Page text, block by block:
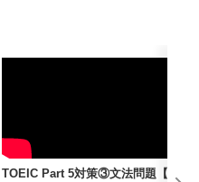
TOEIC Part 5対策③文法問題【T